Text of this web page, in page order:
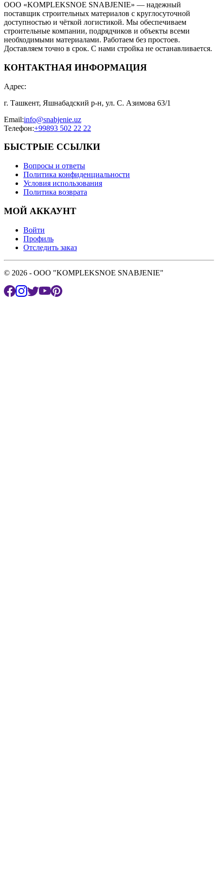
ООО «KOMPLEKSNOE SNABJENIE» — надежный
поставщик строительных материалов с круглосуточной
доступностью и чёткой логистикой. Мы обеспечиваем
строительные компании, подрядчиков и объекты всеми
необходимыми материалами. Работаем без простоев.
Доставляем точно в срок. С нами стройка не останавливается.
КОНТАКТНАЯ ИНФОРМАЦИЯ
Адрес:
г. Ташкент, Яшнабадский р-н, ул. С. Азимова 63/1
Email:info@snabjenie.uz
Телефон:+99893 502 22 22
БЫСТРЫЕ ССЫЛКИ
Вопросы и ответы
Политика конфиденциальности
Условия использования
Политика возврата
МОЙ АККАУНТ
Войти
Профиль
Отследить заказ
© 2026 - OOO "KOMPLEKSNOE SNABJENIE"